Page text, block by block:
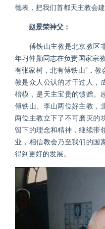
德表，把我们首都天主教会建
赵景荣神父：
傅铁山主教是北京教区非
年习仲勋同志在负责国家宗
有张家树，北有傅铁山”，
教是众人公认的才干过人，
楷模，是天主宝贵的馈赠。
傅铁山、李山两位好主教，
两位主教立下了不可磨灭的
留下的理念和精神，继续带
业，相信教会乃至我们的国
得到更好的发展。